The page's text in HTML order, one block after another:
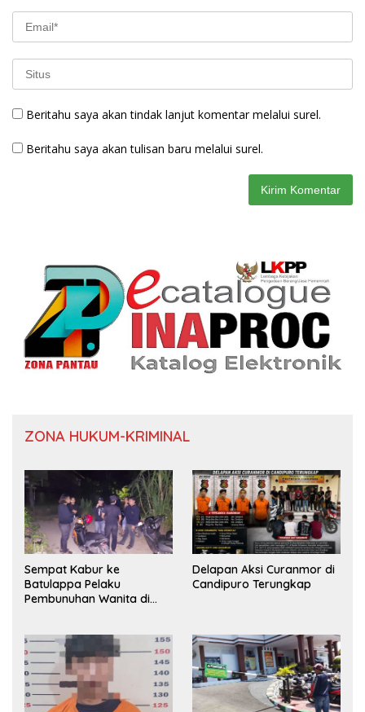
Beritahu saya akan tindak lanjut komentar melalui surel.
Beritahu saya akan tulisan baru melalui surel.
ZONA HUKUM-KRIMINAL
Sempat Kabur ke
Batulappa Pelaku
Pembunuhan Wanita di
Delapan Aksi Curanmor di
Candipuro Terungkap